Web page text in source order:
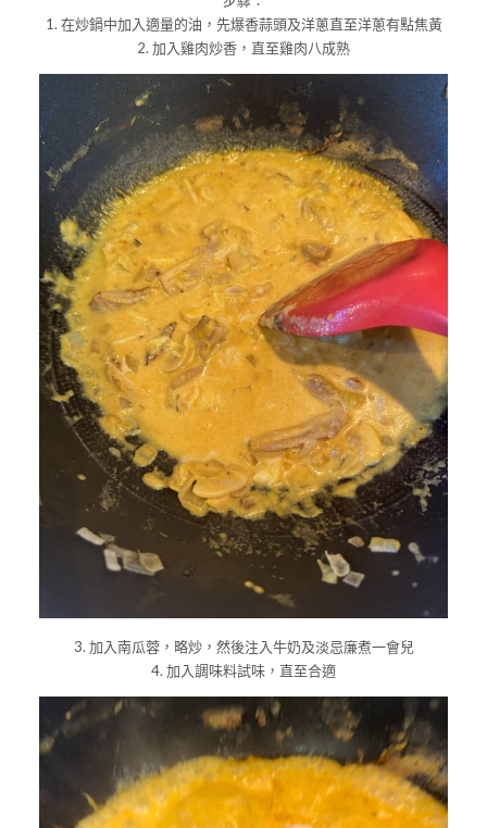
1. 在炒鍋中加入適量的油，先爆香蒜頭及洋蔥直至洋蔥有點焦黃
2. 加入雞肉炒香，直至雞肉八成熟
3. 加入南瓜蓉，略炒，然後注入牛奶及淡忌廉煮一會兒
4. 加入調味料試味，直至合適